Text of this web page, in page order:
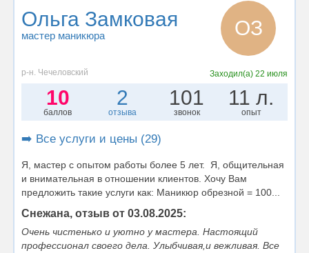
Ольга Замковая
мастер маникюра ОЗ
р-н. Чечеловский Заходил(а) 22 июля
10
баллов
2
отзыва
101
звонок
11 л.
опыт
➡️ Все услуги и цены (29)
Я, мастер с опытом работы более 5 лет. Я, общительная
и внимательная в отношении клиентов. Хочу Вам
предложить такие услуги как: Маникюр обрезной = 100...
Снежана, отзыв от 03.08.2025:
Очень чистенько и уютно у мастера. Настоящий
профессионал своего дела. Улыбчивая,и вежливая. Все